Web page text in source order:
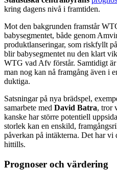
kring dagens nivå i framtiden.
Mot den bakgrunden framstår
babysegmentet, både genom
produktlanseringar, som riskfyllt
blir babysegmentet nu den klart
WTG vad Afv förstår. Samtidigt
man nog kan nå framgång även i
duktiga.
Satsningar på nya brädspel,
samarbete med David Batra, tror
kanske har större potentiell
storlek kan en enskild,
påverkan på intäkterna. Det har vi
hittills.
Prognoser och värdering